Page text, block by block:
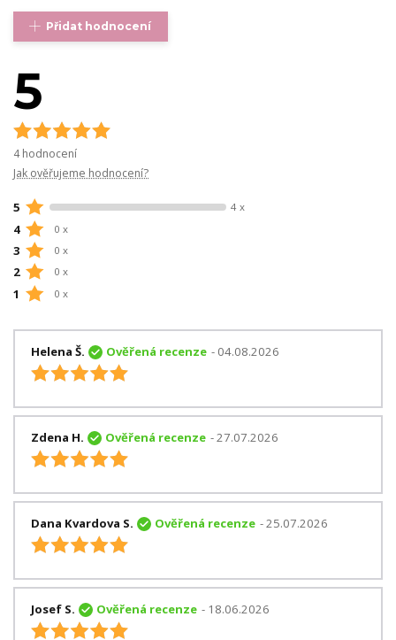
Přidat hodnocení
5
4 hodnocení
Jak ověřujeme hodnocení?
5 4 x
4 0 x
3 0 x
2 0 x
1 0 x
Helena Š. Ověřená recenze - 04.08.2026
Zdena H. Ověřená recenze - 27.07.2026
Dana Kvardova S. Ověřená recenze - 25.07.2026
Josef S. Ověřená recenze - 18.06.2026